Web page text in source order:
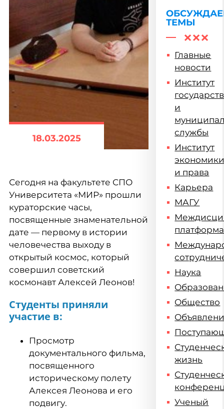
18.03.2025
Сегодня на факультете СПО
Университета «МИР» прошли
кураторские часы,
посвященные знаменательной
дате — первому в истории
человечества выходу в
открытый космос, который
совершил советский
космонавт Алексей Леонов!
Студенты приняли
участие в:
Просмотр
документального фильма,
посвященного
историческому полету
Алексея Леонова и его
подвигу.
ТЕМЫ
Главные
новости
Институт
и
службы
Институт
и права
Карьера
МАГУ
платформа
Наука
Общество
жизнь
Ученый